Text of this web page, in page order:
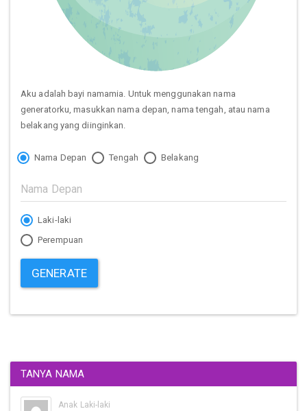
Aku adalah bayi namamia. Untuk menggunakan nama
generatorku, masukkan nama depan, nama tengah, atau nama
belakang yang diinginkan.
Nama Depan Tengah Belakang
Laki-laki
Perempuan
GENERATE
TANYA NAMA
Anak Laki-laki